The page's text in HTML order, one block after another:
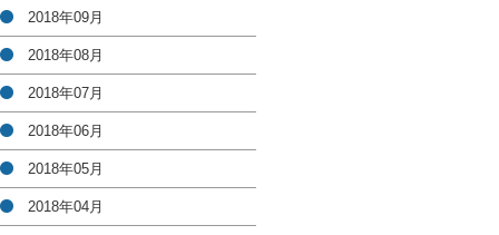
2018年09月
2018年08月
2018年07月
2018年06月
2018年05月
2018年04月